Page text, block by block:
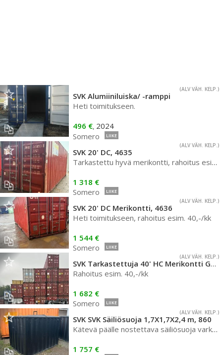
(ALV VÄH. KELP.)
SVK Alumiiniluiska/ -ramppi
Heti toimitukseen.
496 €, 2024
Somero
LIIKE
(ALV VÄH. KELP.)
SVK 20' DC, 4635
Tarkastettu hyvä merikontti, rahoitus esim. 40,-/kk
1 318 €
Somero
LIIKE
(ALV VÄH. KELP.)
SVK 20' DC Merikontti, 4636
Heti toimitukseen, rahoitus esim. 40,-/kk
1 544 €
Somero
LIIKE
(ALV VÄH. KELP.)
SVK Tarkastettuja 40' HC Merikontti GLDU , 4650
Rahoitus esim. 40,-/kk
1 682 €
Somero
LIIKE
(ALV VÄH. KELP.)
SVK SVK Säiliösuoja 1,7X1,7X2,4 m, 860
Kätevä päälle nostettava säiliösuoja varkaita vastaan!
1 757 €